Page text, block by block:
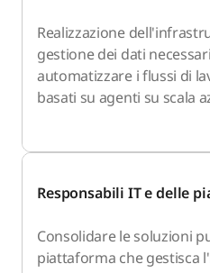
Realizzazione
gestione dei dati
automatizzare i flussi di
basati su agenti su scala
Responsabili IT e delle
Consolidare le soluzioni
piattaforma che gestisca